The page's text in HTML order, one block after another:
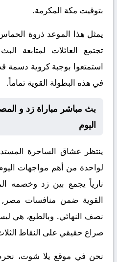
بتوقيت مكة المكرمة.
يمثل هذا الموعد ذروة
تجتمع العائلات لمتابعة
استمتعوا بوجبة كروية دسمة
في هذه البطولة القوية تماماً.
بث مباشر مباراة زد و
اليوم
ينتظر عشاق الساحرة
لواحدة من أهم مواجهات
نارياً يجمع بينزد وخصمه
القوية ضمن منافسات مصر,
نصف النهائي. وبالطبع، هي
صراع حقيقي على النقاط
نحن في موقع يلا شوت،